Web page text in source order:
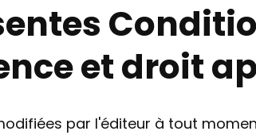
et droit
par l'éditeur à tout